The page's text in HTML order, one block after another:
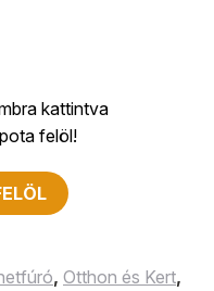
kattintva
felöl!
, Otthon és Kert,